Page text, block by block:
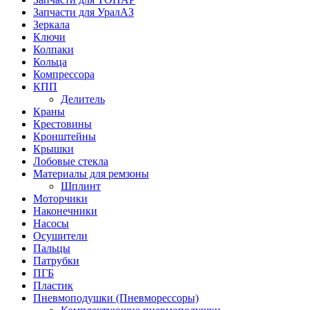
Запчасти для УралАЗ
Зеркала
Ключи
Колпаки
Кольца
Компрессора
КПП
Делитель
Краны
Крестовины
Кронштейны
Крышки
Лобовые стекла
Материалы для ремзоны
Шплинт
Моторчики
Наконечники
Насосы
Осушители
Пальцы
Патрубки
ПГБ
Пластик
Пневмоподушки (Пневморессоры)